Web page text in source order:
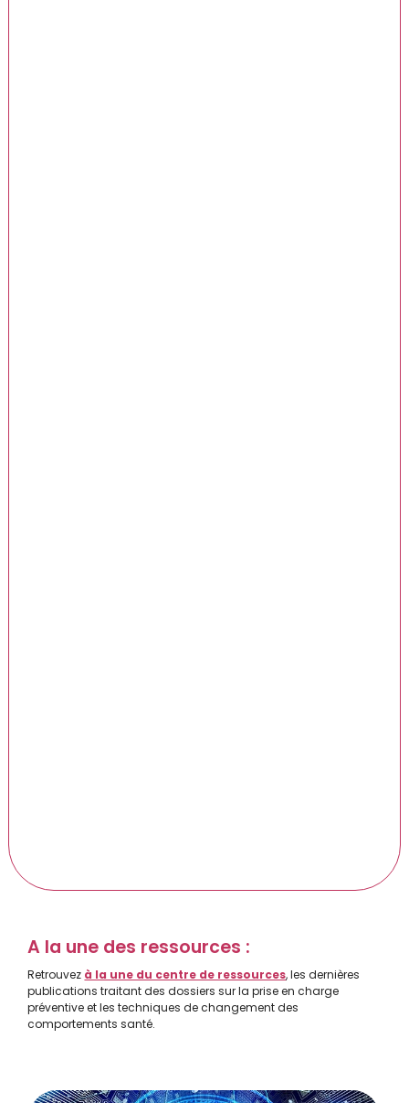
A la une des ressources :
Retrouvez à la une du centre de ressources, les dernières
publications traitant des dossiers sur la prise en charge
préventive et les techniques de changement des
comportements santé.